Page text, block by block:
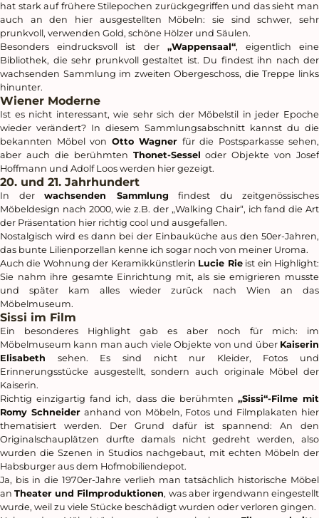
hat stark auf frühere Stilepochen zurückgegriffen und das sieht man
auch an den hier ausgestellten Möbeln: sie sind schwer, sehr
prunkvoll, verwenden Gold, schöne Hölzer und Säulen.
Besonders eindrucksvoll ist der „Wappensaal“, eigentlich eine
Bibliothek, die sehr prunkvoll gestaltet ist. Du findest ihn nach der
wachsenden Sammlung im zweiten Obergeschoss, die Treppe links
hinunter.
Wiener Moderne
Ist es nicht interessant, wie sehr sich der Möbelstil in jeder Epoche
wieder verändert? In diesem Sammlungsabschnitt kannst du die
bekannten Möbel von Otto Wagner für die Postsparkasse sehen,
aber auch die berühmten Thonet-Sessel oder Objekte von Josef
Hoffmann und Adolf Loos werden hier gezeigt.
20. und 21. Jahrhundert
In der wachsenden Sammlung findest du zeitgenössisches
Möbeldesign nach 2000, wie z.B. der „Walking Chair“, ich fand die Art
der Präsentation hier richtig cool und ausgefallen.
Nostalgisch wird es dann bei der Einbauküche aus den 50er-Jahren,
das bunte Lilienporzellan kenne ich sogar noch von meiner Uroma.
Auch die Wohnung der Keramikkünstlerin Lucie Rieist ein Highlight:
Sie nahm ihre gesamte Einrichtung mit, als sie emigrieren musste
und später kam alles wieder zurück nach Wien an das
Möbelmuseum.
Sissi im Film
Ein besonderes Highlight gab es aber noch für mich: im
Möbelmuseum kann man auch viele Objekte von und über Kaiserin
Elisabeth sehen. Es sind nicht nur Kleider, Fotos und
Erinnerungsstücke ausgestellt, sondern auch originale Möbel der
Kaiserin.
Richtig einzigartig fand ich, dass die berühmten „Sissi“-Filme mit
Romy Schneideranhand von Möbeln, Fotos und Filmplakaten hier
thematisiert werden. Der Grund dafür ist spannend: An den
Originalschauplätzen durfte damals nicht gedreht werden, also
wurden die Szenen in Studios nachgebaut, mit echten Möbeln der
Habsburger aus dem Hofmobiliendepot.
Ja, bis in die 1970er-Jahre verlieh man tatsächlich historische Möbel
anTheater und Filmproduktionen, was aber irgendwann eingestellt
wurde, weil zu viele Stücke beschädigt wurden oder verloren gingen.